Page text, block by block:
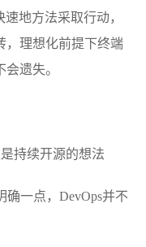
地方法采取行动，
，理想化前提下终端
遗失。
持续开源的想法
确一点，DevOps并不